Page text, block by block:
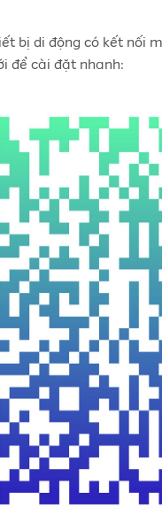
bị di động có kết nối
để cài đặt nhanh: